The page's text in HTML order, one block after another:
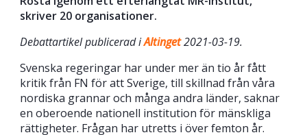
skriver 20 organisationer.
Debattartikel publicerad iAltinget2021-03-19.
Svenska regeringar har under mer än tio år fått
kritik från FN för att Sverige, till skillnad från våra
nordiska grannar och många andra länder, saknar
en oberoende nationell institution för mänskliga
rättigheter. Frågan har utretts i över femton år.